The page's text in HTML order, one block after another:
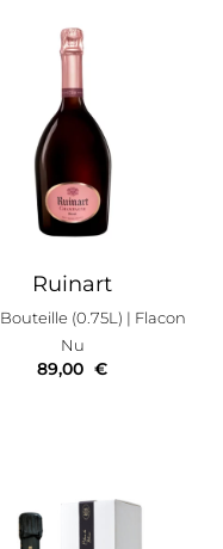
Ruinart
Bouteille (0.75L) | Flacon
Nu
89,00 €